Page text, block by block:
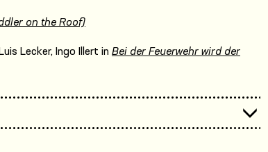
on the Roof)
Lecker, Ingo Illert in Bei der Feuerwehr wird der